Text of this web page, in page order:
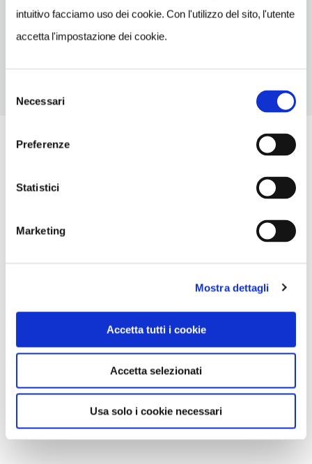
intuitivo facciamo uso dei cookie. Con l'utilizzo del sito, l'utente
accetta l'impostazione dei cookie.
delNecessari
Preferenze
Statistici
Marketing
Mostra dettagli
Accetta tutti i cookie
Accetta selezionati
Usa solo i cookie necessari
TIPO DI CUCINA
ungheres